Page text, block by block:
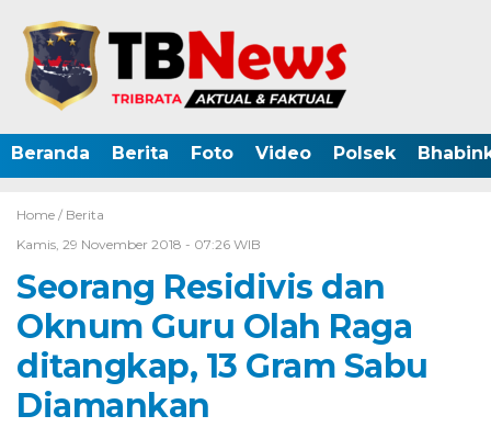
Beranda Berita Foto Video Polsek
Home / Berita
Kamis, 29 November 2018 - 07:26 WIB
Seorang Residivis dan
Oknum Guru Olah Raga
ditangkap, 13 Gram Sabu
Diamankan